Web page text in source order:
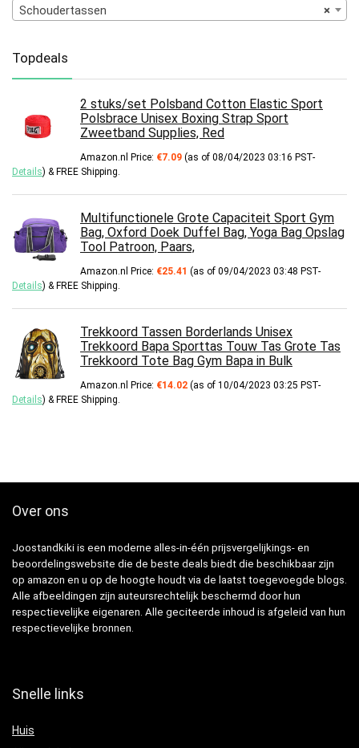
×
Schoudertassen
Topdeals
2 stuks/set Polsband Cotton Elastic Sport
Polsbrace Unisex Boxing Strap Sport
Zweetband Supplies, Red
Amazon.nl Price: €7.09 (as of 08/04/2023 03:16 PST-
Details) & FREE Shipping.
Multifunctionele Grote Capaciteit Sport Gym
Bag, Oxford Doek Duffel Bag, Yoga Bag Opslag
Tool Patroon, Paars,
Amazon.nl Price: €25.41 (as of 09/04/2023 03:48 PST-
Details) & FREE Shipping.
Trekkoord Tassen Borderlands Unisex
Trekkoord Bapa Sporttas Touw Tas Grote Tas
Trekkoord Tote Bag Gym Bapa in Bulk
Amazon.nl Price: €14.02 (as of 10/04/2023 03:25 PST-
Details) & FREE Shipping.
Over ons
Joostandkiki is een moderne alles-in-één prijsvergelijkings- en
beoordelingswebsite die de beste deals biedt die beschikbaar zijn
op amazon en u op de hoogte houdt via de laatst toegevoegde blogs.
Alle afbeeldingen zijn auteursrechtelijk beschermd door hun
respectievelijke eigenaren. Alle geciteerde inhoud is afgeleid van hun
respectievelijke bronnen.
Snelle links
Huis